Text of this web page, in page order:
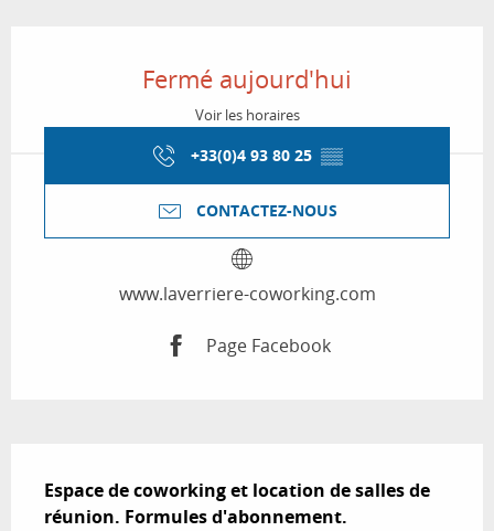
Fermé aujourd'hui
Voir les horaires
+33(0)4 93 80 25 ▒▒
CONTACTEZ-NOUS
www.laverriere-coworking.com
Page Facebook
Espace de coworking et location de salles de
réunion. Formules d'abonnement.